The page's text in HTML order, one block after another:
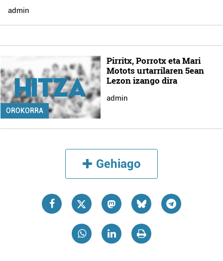
admin
OROKORRA
Pirritx, Porrotx eta Mari
Motots urtarrilaren 5ean
Lezon izango dira
admin
Gehiago